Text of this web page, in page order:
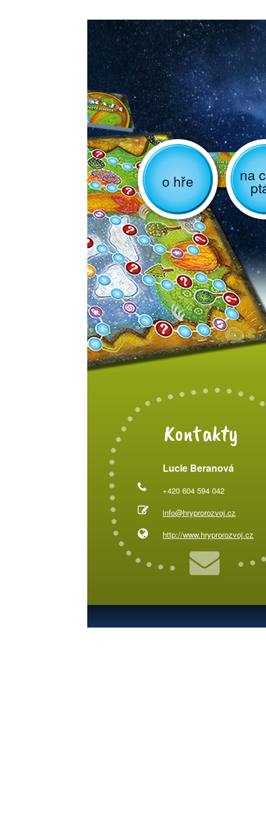
o hře na
Kontakty
Lucie Beranová
+420 604 594 042
info@hryprorozvoj.cz
http://www.hryprorozvoj.cz